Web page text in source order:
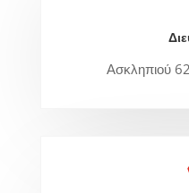
Ασκληπιού